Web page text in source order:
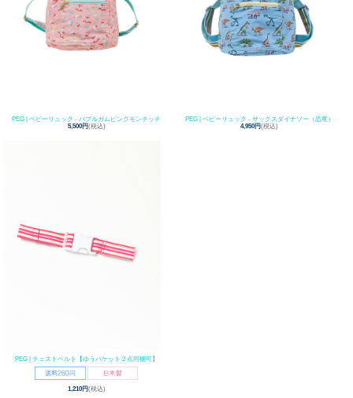
PEG | ベビーリュック - バブルガムピンクモンチッチ
5,500円(税込)
PEG | ベビーリュック - サックスダイナソー（恐竜）
4,950円(税込)
PEG | チェストベルト【ゆうパケット２点同梱可】
1,210円(税込)